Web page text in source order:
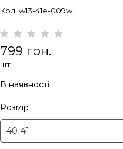
Код: w13-41e-009w
799 грн.
шт.
В наявності
Розмір